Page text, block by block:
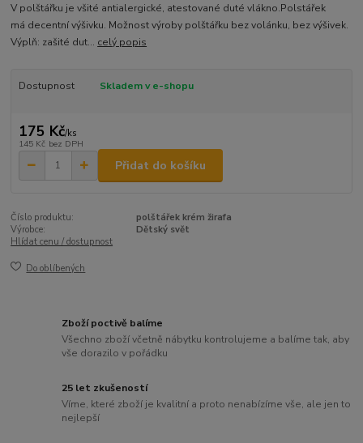
V polštářku je všité antialergické, atestované duté vlákno.Polstářek
má decentní výšivku. Možnost výroby polštářku bez volánku, bez výšivek.
Výplň: zašité dut... celý popis
Dostupnost Skladem v e-shopu
175 Kč/ks
145 Kč bez DPH
Přidat do košíku
Číslo produktu:
polštářek krém žirafa
Výrobce:
Dětský svět
Hlídat cenu / dostupnost
Do oblíbených
Zboží poctivě balíme
Všechno zboží včetně nábytku kontrolujeme a balíme tak, aby
vše dorazilo v pořádku
25 let zkušeností
Víme, které zboží je kvalitní a proto nenabízíme vše, ale jen to
nejlepší